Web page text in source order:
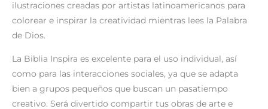
ilustraciones creadas por artistas latinoamericanos para
colorear e inspirar la creatividad mientras lees la Palabra
de Dios.
La Biblia Inspira es excelente para el uso individual, así
como para las interacciones sociales, ya que se adapta
bien a grupos pequeños que buscan un pasatiempo
creativo. Será divertido compartir tus obras de arte e